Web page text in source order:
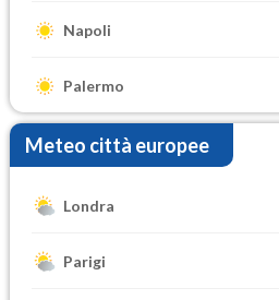
Napoli
Palermo
Meteo città europee
Londra
Parigi